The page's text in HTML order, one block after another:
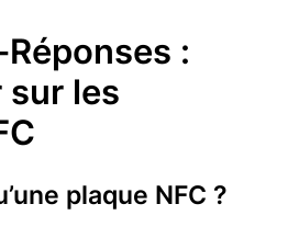
:
les
plaque NFC ?